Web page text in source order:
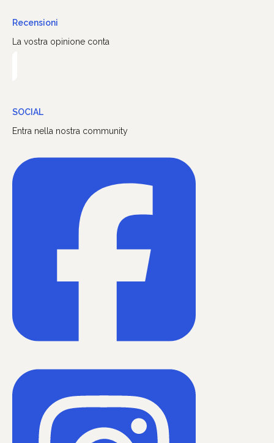
Recensioni
La vostra opinione conta
SOCIAL
Entra nella nostra community